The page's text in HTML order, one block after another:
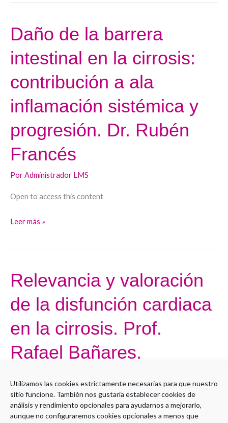
Utilizamos las cookies estrictamente necesarias para que nuestro
sitio funcione. También nos gustaría establecer cookies de
análisis y rendimiento opcionales para ayudarnos a mejorarlo,
aunque no configuraremos cookies opcionales a menos que
Rafael
Daño de la barrera
intestinal en la cirrosis:
contribución a ala
inflamación sistémica y
progresión. Dr. Rubén
Francés
PorAdministrador LMS
Open to access this content
Daño
de
la
intestinal
en
la
cirrosis:
contribución
a
inflamación
sistémica
progresión.
Rubén
Leer más »
Relevancia y valoración
de la disfunción cardiaca
en la cirrosis. Prof.
Rafael Bañares.
Open to access this content
Relevancia
y
valoración
la
disfunción
cardiaca
la
cirrosis.
Leer más »